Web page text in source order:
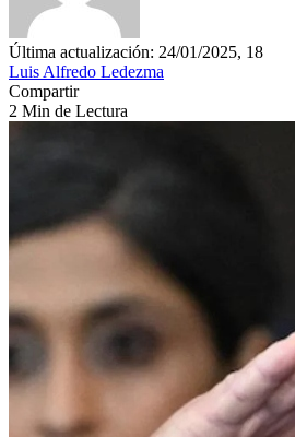
Última actualización: 24/01/2025, 18
Luis Alfredo Ledezma
Compartir
2 Min de Lectura